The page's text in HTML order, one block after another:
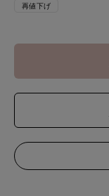
再値下げ